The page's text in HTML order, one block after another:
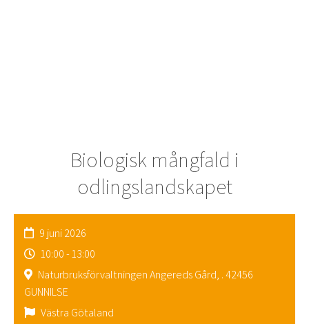
Biologisk mångfald i
odlingslandskapet
9 juni 2026
10:00 - 13:00
Naturbruksförvaltningen Angereds Gård, . 42456
GUNNILSE
Västra Götaland